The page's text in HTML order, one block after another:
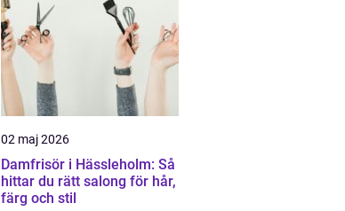
02 maj 2026
Damfrisör i Hässleholm: Så
hittar du rätt salong för hår,
färg och stil